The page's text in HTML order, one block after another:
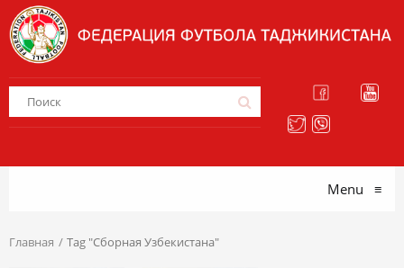
Menu ≡
Главная Tag "Сборная Узбекистана"